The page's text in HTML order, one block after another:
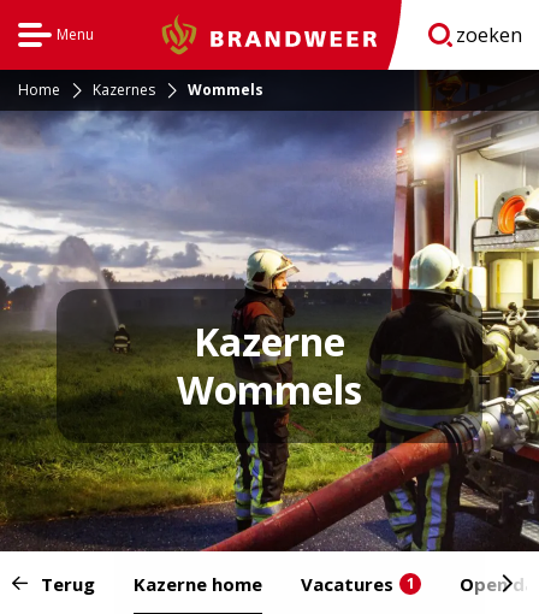
Menu Brandweer zoeken
Home Kazernes Wommels
Kazerne
Wommels
van Terug Kazerne home Vacatures 1 Open